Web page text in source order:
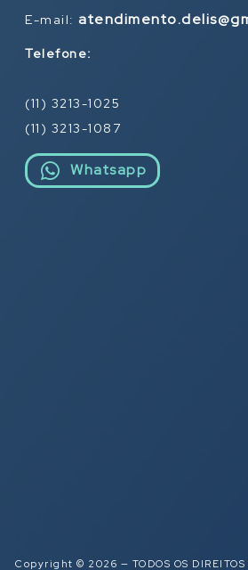
E-mail:
Telefone:
(11) 3213-1025
(11) 3213-1087
Whatsapp
Copyright © 2026 — TODOS OS DIREITOS